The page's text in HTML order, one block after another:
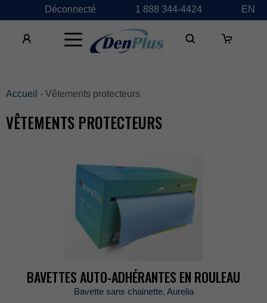
Déconnecté 1888344-4424 EN
×
Accueil -Vêtementsprotecteurs
VÊTEMENTSPROTECTEURS
BAVETTESAUTO-ADHÉRANTESENROULEAU
Bavettesanschainette,Aurelia